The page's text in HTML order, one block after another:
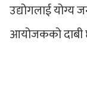
उद्योगलाई योग्य
आयोजकको दाबी